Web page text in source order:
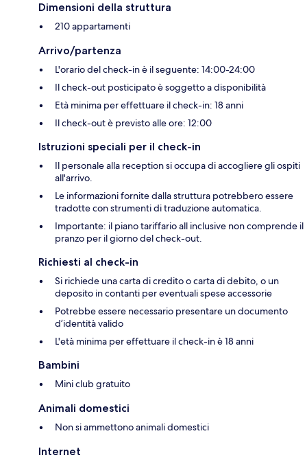
Dimensioni della struttura
210 appartamenti
Arrivo/partenza
L'orario del check-in è il seguente: 14:00-24:00
Il check-out posticipato è soggetto a disponibilità
Età minima per effettuare il check-in: 18 anni
Il check-out è previsto alle ore: 12:00
Istruzioni speciali per il check-in
Il personale alla reception si occupa di accogliere gli ospiti
all'arrivo.
Le informazioni fornite dalla struttura potrebbero essere
tradotte con strumenti di traduzione automatica.
Importante: il piano tariffario all inclusive non comprende il
pranzo per il giorno del check-out.
Richiesti al check-in
Si richiede una carta di credito o carta di debito, o un
deposito in contanti per eventuali spese accessorie
Potrebbe essere necessario presentare un documento
d’identità valido
L'età minima per effettuare il check-in è 18 anni
Bambini
Mini club gratuito
Animali domestici
Non si ammettono animali domestici
Internet